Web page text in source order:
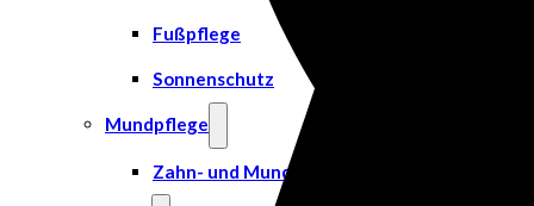
Fußpflege
Sonnenschutz
Mundpflege
Zahn- und Mundpflege